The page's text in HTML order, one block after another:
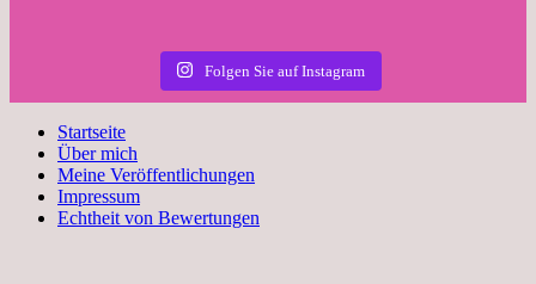
Folgen Sie auf Instagram
Startseite
Über mich
Meine Veröffentlichungen
Impressum
Echtheit von Bewertungen